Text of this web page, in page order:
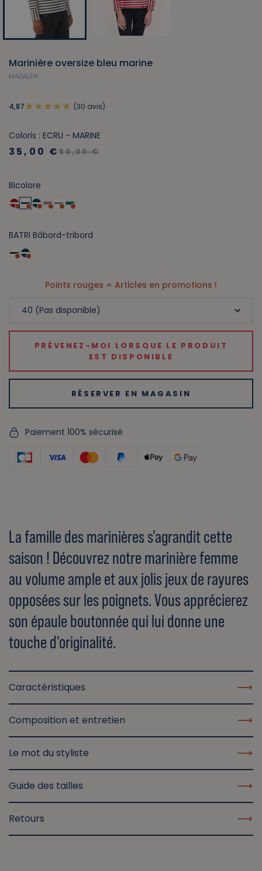
Marinière oversize bleu marine
MADALEN
4,87 (30 avis)
Coloris : ECRU - MARINE
35,00 €50,00 €
Bicolore
BATRI Bâbord-tribord
Points rouges = Articles en promotions !
PRÉVENEZ-MOI LORSQUE LE PRODUIT
EST DISPONIBLE
RÉSERVER EN MAGASIN
Paiement 100% sécurisé
La famille des marinières s'agrandit cette
saison ! Découvrez notre marinière femme
au volume ample et aux jolis jeux de rayures
opposées sur les poignets. Vous apprécierez
son épaule boutonnée qui lui donne une
touche d'originalité.
Caractéristiques
Composition et entretien
Le mot du styliste
Guide des tailles
Retours